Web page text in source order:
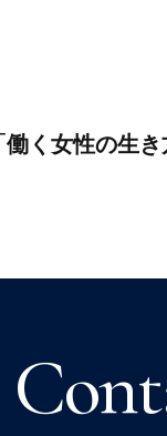
く女性の生き